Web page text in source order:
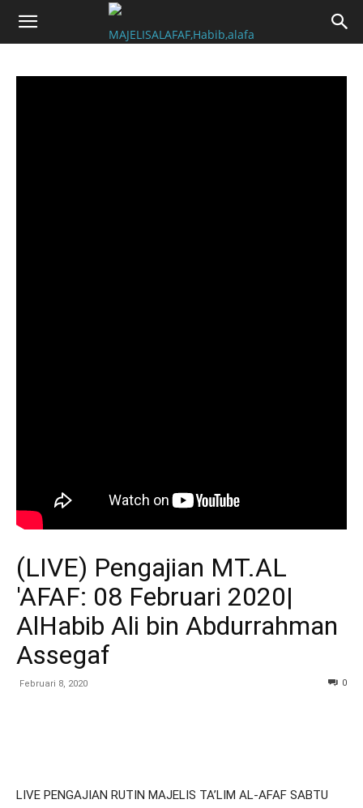
(LIVE) Pengajian MT.AL
'AFAF: 08 Februari 2020|
AlHabib Ali bin Abdurrahman
Assegaf
Februari 8, 2020 0
LIVE PENGAJIAN RUTIN MAJELIS TA’LIM AL-AFAF SABTU